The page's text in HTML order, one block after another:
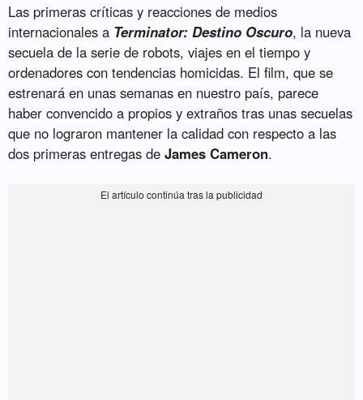
Las primeras críticas y reacciones de medios
internacionales a Terminator: Destino Oscuro, la nueva
secuela de la serie de robots, viajes en el tiempo y
ordenadores con tendencias homicidas. El film, que se
estrenará en unas semanas en nuestro país, parece
haber convencido a propios y extraños tras unas secuelas
que no lograron mantener la calidad con respecto a las
dos primeras entregas deJames Cameron.